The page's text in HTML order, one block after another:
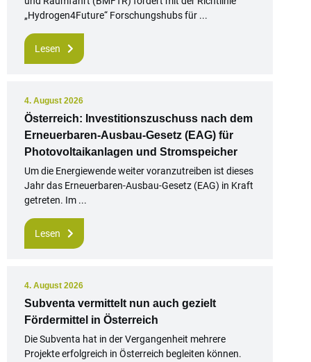
„Hydrogen4Future“ Forschungshubs für ...
Lesen
4. August 2026
Österreich: Investitionszuschuss nach dem
Erneuerbaren-Ausbau-Gesetz (EAG) für
Photovoltaikanlagen und Stromspeicher
Um die Energiewende weiter voranzutreiben ist dieses
Jahr das Erneuerbaren-Ausbau-Gesetz (EAG) in Kraft
getreten. Im ...
Lesen
4. August 2026
Subventa vermittelt nun auch gezielt
Fördermittel in Österreich
Die Subventa hat in der Vergangenheit mehrere
Projekte erfolgreich in Österreich begleiten können.